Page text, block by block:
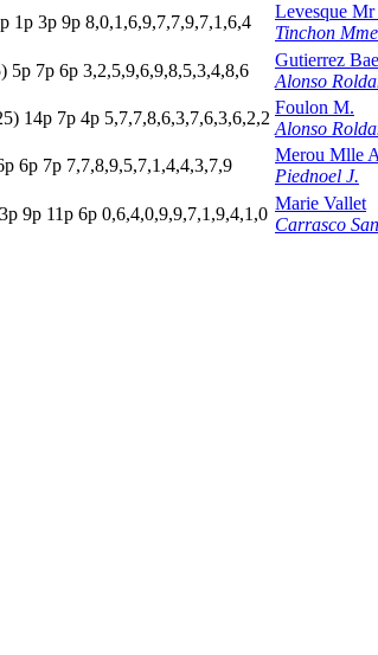
1p 3p 9p 8,0,1,6,9,7,7,9,7,1,6,4
Levesque
Tinchon
5p 7p 6p 3,2,5,9,6,9,8,5,3,4,8,6
Gutierrez
Alonso
14p 7p 4p 5,7,7,8,6,3,7,6,3,6,2,2
Foulon M.
Alonso
p 6p 7p 7,7,8,9,5,7,1,4,4,3,7,9
Merou Mlle
Piednoel J.
9p 11p 6p 0,6,4,0,9,9,7,1,9,4,1,0
Marie Vallet
Carrasco